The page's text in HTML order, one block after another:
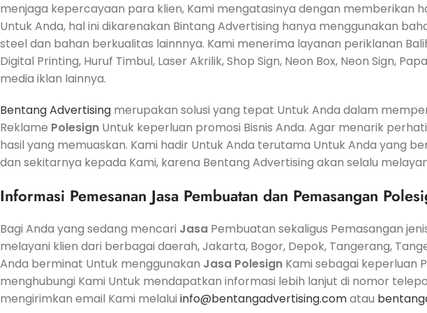
menjaga kepercayaan para klien, Kami mengatasinya dengan memberikan
Untuk Anda, hal ini dikarenakan Bintang Advertising hanya menggunakan
steel dan bahan berkualitas lainnnya. Kami menerima layanan periklanan
Digital Printing, Huruf Timbul, Laser Akrilik, Shop Sign, Neon Box, Neon Sign,
media iklan lainnya.
Bentang Advertising merupakan solusi yang tepat Untuk Anda dalam
Reklame Polesign Untuk keperluan promosi Bisnis Anda. Agar menarik
hasil yang memuaskan. Kami hadir Untuk Anda terutama Untuk Anda yang
dan sekitarnya kepada Kami, karena Bentang Advertising akan selalu
Informasi Pemesanan Jasa Pembuatan dan Pemasangan
Bagi Anda yang sedang mencari Jasa Pembuatan sekaligus Pemasangan
melayani klien dari berbagai daerah, Jakarta, Bogor, Depok, Tangerang,
Anda berminat Untuk menggunakan Jasa Polesign Kami sebagai keperluan
menghubungi Kami Untuk mendapatkan informasi lebih lanjut di nomor
mengirimkan email Kami melalui info@bentangadvertising.comatau